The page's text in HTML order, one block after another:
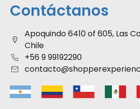
Contáctanos
Apoquindo 6410 of 605, Las
Chile
+56 9 99192290